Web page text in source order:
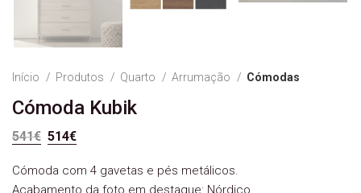
Início Produtos Quarto Arrumação Cómodas
Cómoda Kubik
541€ O preço original era: 541€.
514€
Cómoda com 4 gavetas e pés metálicos.
Acabamento da foto em destaque: Nórdico